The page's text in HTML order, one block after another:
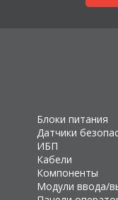
Блоки питания
Датчики
ИБП
Кабели
Компоненты
Модули ввода/